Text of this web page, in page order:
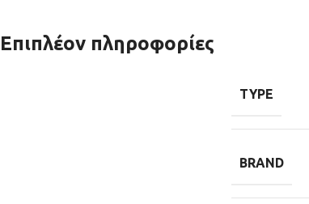
Επιπλέον πληροφορίες
TYPE
BRAND